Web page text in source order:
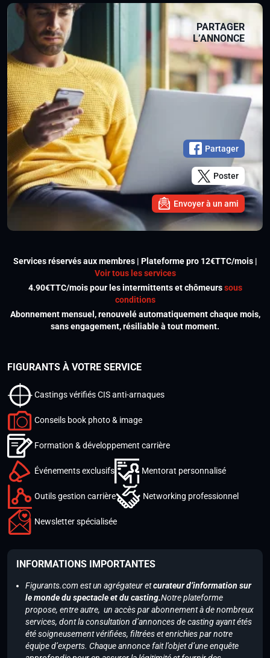
PARTAGER
L’ANNONCE
Partager
Poster
Envoyer à un ami
Services réservés aux membres | Plateforme pro 12€TTC/mois |
Voir tous les services
4.90€TTC/mois pour les intermittents et chômeurssous
conditions
Abonnement mensuel, renouvelé automatiquement chaque mois,
sans engagement, résiliable à tout moment.
FIGURANTS À VOTRE SERVICE
Castings vérifiés CIS anti-arnaques
Conseils book photo & image
Formation & développement carrière
Événements exclusifs Mentorat personnalisé
Outils gestion carrière Networking professionnel
Newsletter spécialisée
INFORMATIONS IMPORTANTES
Figurants.com est un agrégateur etcurateur d’information sur
le monde du spectacle et du casting.Notre plateforme
propose, entre autre, un accès par abonnement à de nombreux
services, dont la consultation d’annonces de casting ayant étés
été soigneusement vérifiées, filtrées et enrichies par notre
équipe d’experts. Chaque annonce fait l’objet d’une enquête